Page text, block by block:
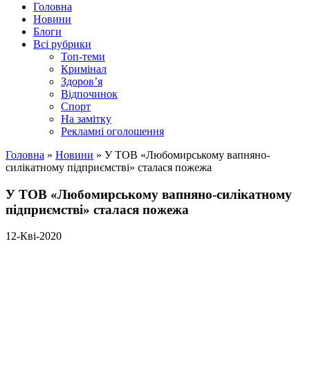
Головна
Новини
Блоги
Всі рубрики
Топ-теми
Кримінал
Здоров’я
Відпочинок
Спорт
На замітку
Рекламні оголошення
Головна » Новини » У ТОВ «Любомирському вапняно-
силікатному підприємстві» сталася пожежа
У ТОВ «Любомирському вапняно-силікатному
підприємстві» сталася пожежа
12-Кві-2020